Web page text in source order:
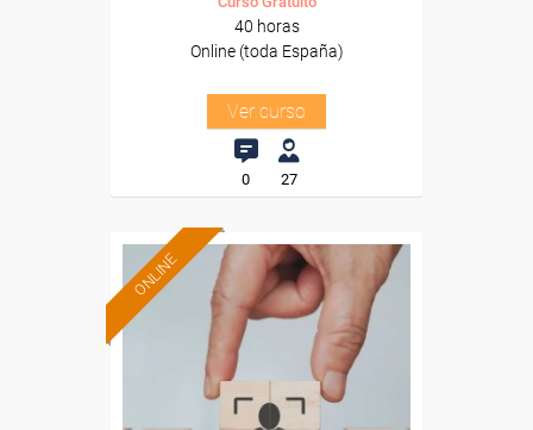
40 horas
Online (toda España)
Ver curso
0 27
ONLINE
Formación 100%
subvencionada.
Para desempleados,
trabajadores y autónomos.